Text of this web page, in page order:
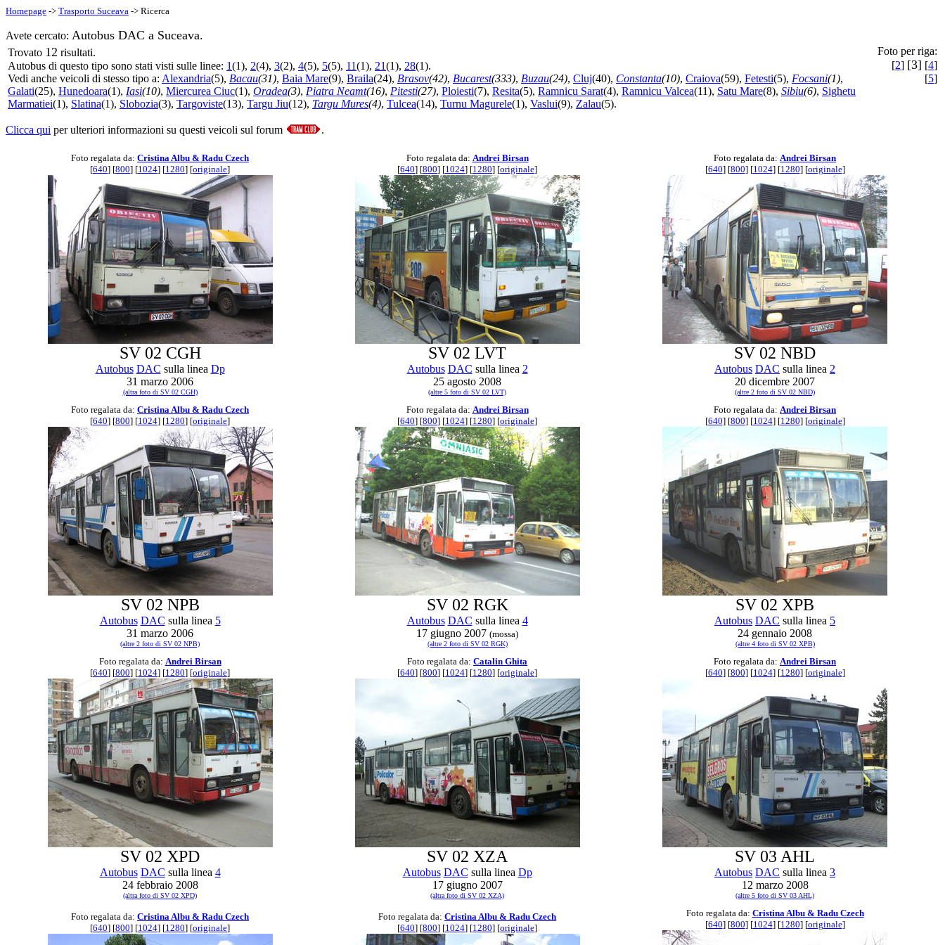
Homepage -> Trasporto Suceava -> Ricerca
Avete cercato: Autobus DAC a Suceava.
Trovato 12 risultati.
Autobus di questo tipo sono stati visti sulle linee: 1(1), 2(4), 3(2), 4(5), 5(5), 11(1), 21(1), 28(1).
Vedi anche veicoli di stesso tipo a: Alexandria(5), Bacau(31), Baia Mare(9), Braila(24), Brasov(42), Bucarest(333), Buzau(24), Cluj(40), Constanta(10), Craiova(59), Fetesti(5), Focsani(1),
Galati(25), Hunedoara(1), Iasi(10), Miercurea Ciuc(1), Oradea(3), Piatra Neamt(16), Pitesti(27), Ploiesti(7), Resita(5), Ramnicu Sarat(4), Ramnicu Valcea(11), Satu Mare(8), Sibiu(6), Sighetu
Marmatiei(1), Slatina(1), Slobozia(3), Targoviste(13), Targu Jiu(12), Targu Mures(4), Tulcea(14), Turnu Magurele(1), Vaslui(9), Zalau(5).
Foto per riga:
[2] [3] [4]
[5]
Clicca qui per ulteriori informazioni su questi veicoli sul forum .
Foto regalata da: Cristina Albu & Radu Czech
[640] [800] [1024] [1280] [originale]
SV 02 CGH
Autobus DAC sulla linea Dp
31 marzo 2006
(altra foto di SV 02 CGH)
Foto regalata da: Andrei Birsan
[640] [800] [1024] [1280] [originale]
SV 02 LVT
Autobus DAC sulla linea 2
25 agosto 2008
(altre 5 foto di SV 02 LVT)
Foto regalata da: Andrei Birsan
[640] [800] [1024] [1280] [originale]
SV 02 NBD
Autobus DAC sulla linea 2
20 dicembre 2007
(altre 2 foto di SV 02 NBD)
Foto regalata da: Cristina Albu & Radu Czech
[640] [800] [1024] [1280] [originale]
SV 02 NPB
Autobus DAC sulla linea 5
31 marzo 2006
(altre 2 foto di SV 02 NPB)
Foto regalata da: Andrei Birsan
[640] [800] [1024] [1280] [originale]
SV 02 RGK
Autobus DAC sulla linea 4
17 giugno 2007 (mossa)
(altre 2 foto di SV 02 RGK)
Foto regalata da: Andrei Birsan
[640] [800] [1024] [1280] [originale]
SV 02 XPB
Autobus DAC sulla linea 5
24 gennaio 2008
(altre 4 foto di SV 02 XPB)
Foto regalata da: Andrei Birsan
[640] [800] [1024] [1280] [originale]
SV 02 XPD
Autobus DAC sulla linea 4
24 febbraio 2008
(altra foto di SV 02 XPD)
Foto regalata da: Catalin Ghita
[640] [800] [1024] [1280] [originale]
SV 02 XZA
Autobus DAC sulla linea Dp
17 giugno 2007
(altra foto di SV 02 XZA)
Foto regalata da: Andrei Birsan
[640] [800] [1024] [1280] [originale]
SV 03 AHL
Autobus DAC sulla linea 3
12 marzo 2008
(altre 5 foto di SV 03 AHL)
Foto regalata da: Cristina Albu & Radu Czech
[640] [800] [1024] [1280] [originale]
Foto regalata da: Cristina Albu & Radu Czech
[640] [800] [1024] [1280] [originale]
Foto regalata da: Cristina Albu & Radu Czech
[640] [800] [1024] [1280] [originale]